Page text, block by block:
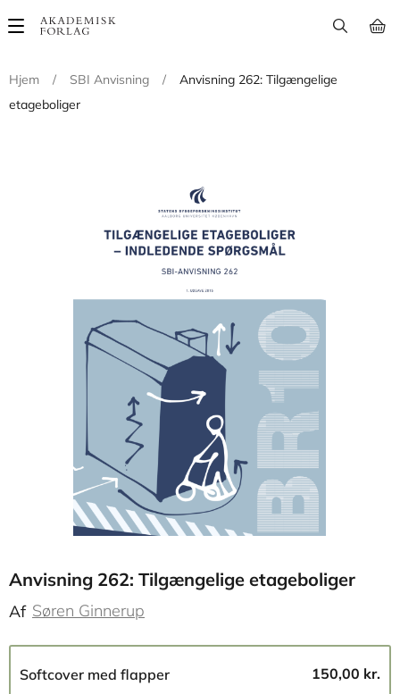
Main
Hjem
/ SBI Anvisning /
Anvisning 262: Tilgængelige
etageboliger
Anvisning 262: Tilgængelige etageboliger
Af Søren Ginnerup
Softcover med flapper 150,00 kr.